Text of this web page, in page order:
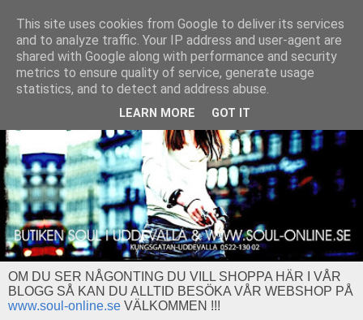
OM DU SER NÅGONTING DU VILL SHOPPA HÄR I VÅR
BLOGG SÅ KAN DU ALLTID BESÖKA VÅR WEBSHOP PÅ
www.soul-online.se VÄLKOMMEN !!!
This site uses cookies from Google to deliver its services
and to analyze traffic. Your IP address and user-agent are
shared with Google along with performance and security
metrics to ensure quality of service, generate usage
statistics, and to detect and address abuse.
LEARN MORE GOT IT